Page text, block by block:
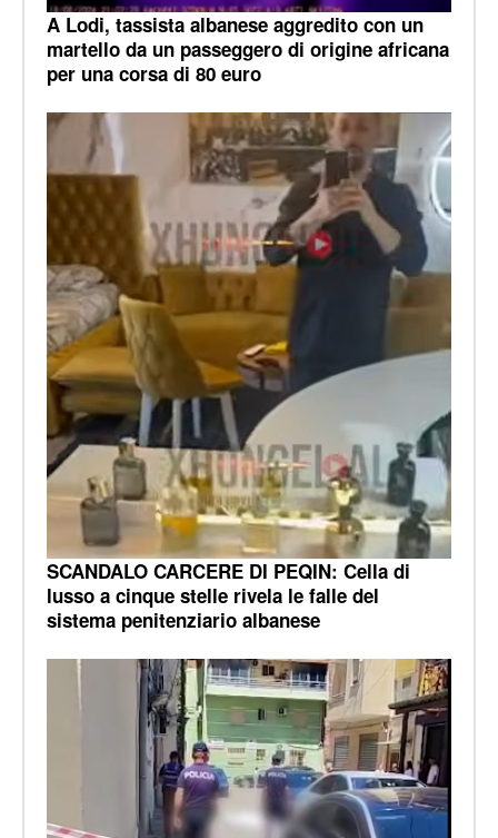
A Lodi, tassista albanese aggredito con un
martello da un passeggero di origine africana
per una corsa di 80 euro
SCANDALO CARCERE DI PEQIN: Cella di
lusso a cinque stelle rivela le falle del
sistema penitenziario albanese